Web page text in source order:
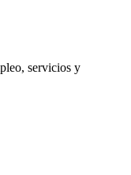
servicios y